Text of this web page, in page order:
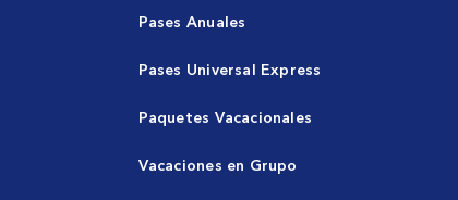
Pases Anuales
Pases Universal Express
Paquetes Vacacionales
Vacaciones en Grupo